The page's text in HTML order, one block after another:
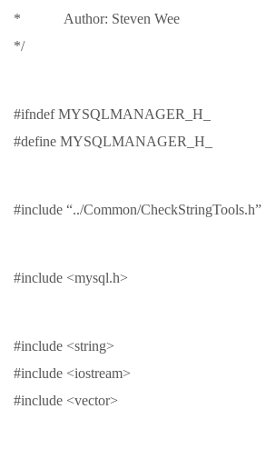
* Author: Steven Wee
*/
#ifndef MYSQLMANAGER_H_
#define MYSQLMANAGER_H_
#include “../Common/CheckStringTools.h”
#include <mysql.h>
#include <string>
#include <iostream>
#include <vector>